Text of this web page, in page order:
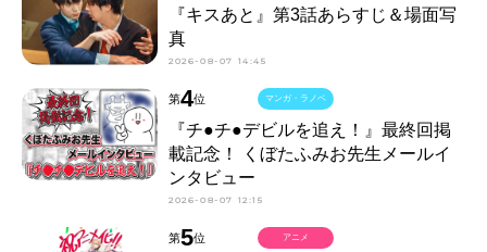
『キスあと』第3話あらすじ＆場面写
真
2026-08-07 14:45
第4位
『チ●チ●デビルを追え！』最終回掲
載記念！ くぼたふみお先生メールイ
ンタビュー
2026-08-07 12:15
マンガ・ラノベ
第5位 アニメ